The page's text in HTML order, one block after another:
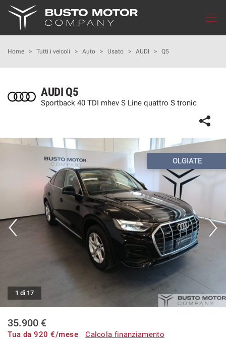
HOME
IN MOTUM
MONDO SEAT
MONDO NISSAN
FLOTTE AZIENDALI
STAFF
CONTATTI
Home > Tutti i veicoli > Auto > Usato > AUDI > Q5
AUDI Q5
Sportback 40 TDI mhev S Line quattro S tronic
OLGIATE
1 di 17
35.900 €
Tua da920 €/mese Calcola finanziamento
Le
tue
preferenze
di
seguente
pannello
esprimere
consenso
tecnologie
di
tracciamento
che
funzionalità
e
svolgere
le
attività